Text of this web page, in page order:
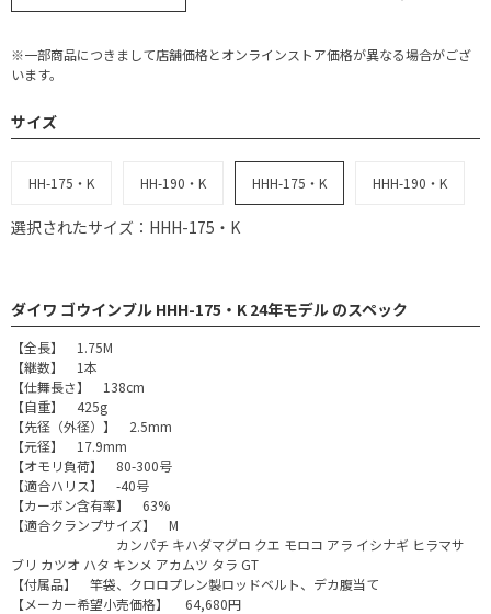
※一部商品につきまして店舗価格とオンラインストア価格が異なる場合がござ
います。
サイズ
HH-175・K HH-190・K HHH-175・K HHH-190・K
選択されたサイズ：HHH-175・K
ダイワ ゴウインブル HHH-175・K 24年モデル のスペック
【全長】 1.75M
【継数】 1本
【仕舞長さ】 138cm
【自重】 425g
【先径（外径）】 2.5mm
【元径】 17.9mm
【オモリ負荷】 80-300号
【適合ハリス】 -40号
【カーボン含有率】 63%
【適合クランプサイズ】 M
カンパチ キハダマグロ クエ モロコ アラ イシナギ ヒラマサ
ブリ カツオ ハタ キンメ アカムツ タラ GT
【付属品】 竿袋、クロロプレン製ロッドベルト、デカ腹当て
【メーカー希望小売価格】 64,680円